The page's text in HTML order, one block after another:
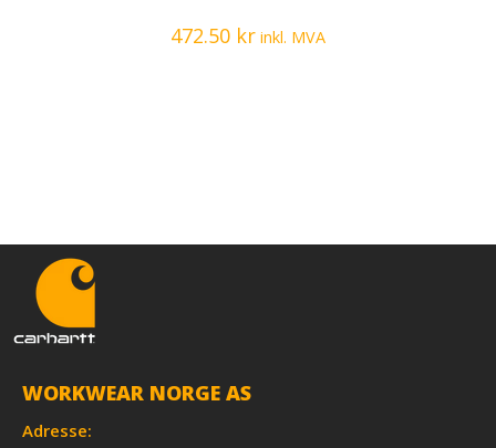
472.50 kr inkl. MVA
WORKWEAR NORGE AS
Adresse: